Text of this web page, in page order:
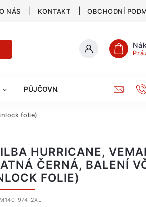
O NÁS KONTAKT OBCHODNÍ
PŮJČOVNA
folie)
HURRICANE,
ČERNÁ, BALENÍ
FOLIE)
M140-974-2XL